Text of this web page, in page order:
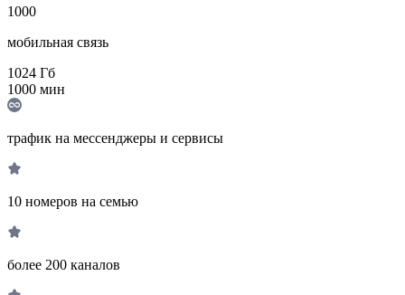
1000
мобильная связь
1024 Гб
1000 мин
трафик на мессенджеры и сервисы
10 номеров на семью
более 200 каналов